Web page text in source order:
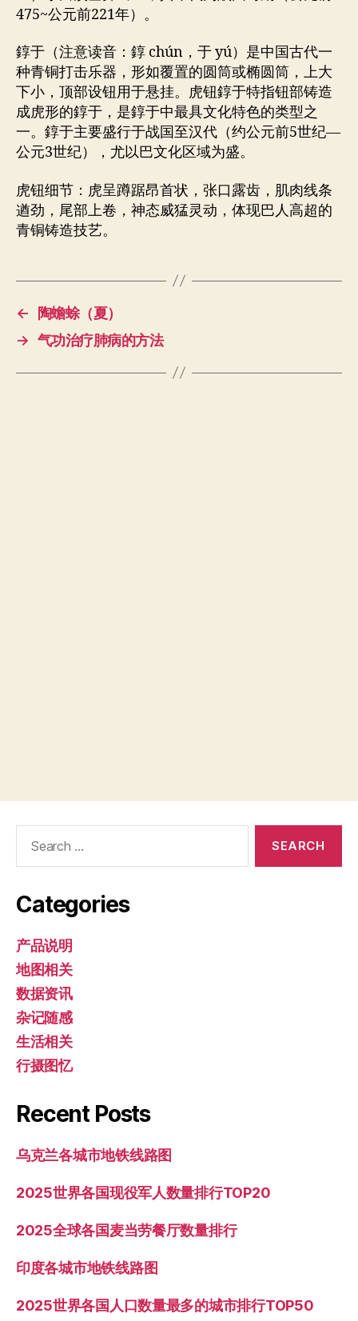
475~公元前221年）。
錞于（注意读音：錞 chún，于 yú）是中国古代一
种青铜打击乐器，形如覆置的圆筒或椭圆筒，上大
下小，顶部设钮用于悬挂。虎钮錞于特指钮部铸造
成虎形的錞于，是錞于中最具文化特色的类型之
一。錞于主要盛行于战国至汉代（约公元前5世纪—
公元3世纪），尤以巴文化区域为盛。
虎钮细节：虎呈蹲踞昂首状，张口露齿，肌肉线条
遒劲，尾部上卷，神态威猛灵动，体现巴人高超的
青铜铸造技艺。
←
陶蟾蜍（夏）
→ 气功治疗肺病的方法
Categories
产品说明
地图相关
数据资讯
杂记随感
生活相关
行摄图忆
Recent Posts
乌克兰各城市地铁线路图
2025世界各国现役军人数量排行TOP20
2025全球各国麦当劳餐厅数量排行
印度各城市地铁线路图
2025世界各国人口数量最多的城市排行TOP50